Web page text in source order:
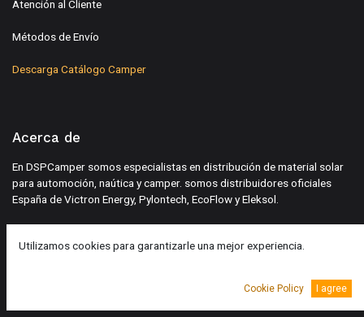
Atención al Cliente
Métodos de Envío
Descarga Catálogo Camper
Acerca de
En DSPCamper somos especialistas en distribución de material solar
para automoción, naútica y camper. somos distribuidores oficiales
España de Victron Energy, Pylontech, EcoFlow y Eleksol.
Utilizamos cookies para garantizarle una mejor experiencia.
Cookie Policy I agree